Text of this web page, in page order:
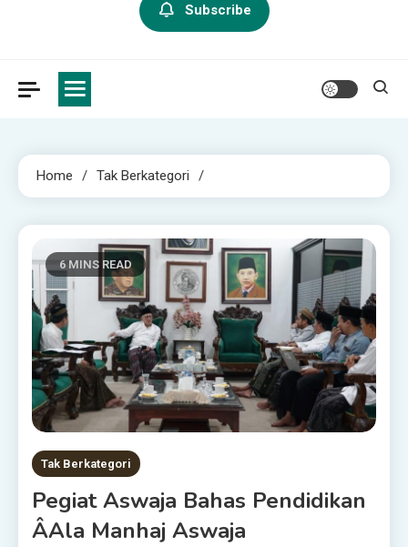
Subscribe
Home Tak Berkategori
6 MINS READ
Tak Berkategori
Pegiat Aswaja Bahas Pendidikan
Âala Manhaj Aswaja